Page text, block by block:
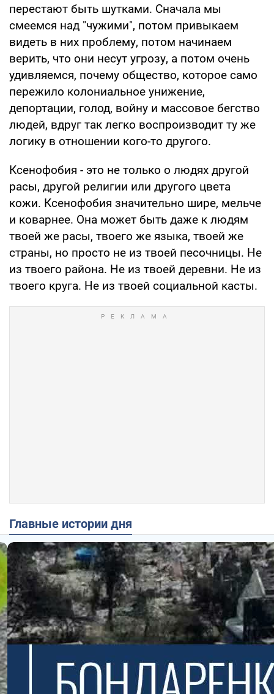
перестают быть шутками. Сначала мы
смеемся над "чужими", потом привыкаем
видеть в них проблему, потом начинаем
верить, что они несут угрозу, а потом очень
удивляемся, почему общество, которое само
пережило колониальное унижение,
депортации, голод, войну и массовое бегство
людей, вдруг так легко воспроизводит ту же
логику в отношении кого-то другого.
Ксенофобия - это не только о людях другой
расы, другой религии или другого цвета
кожи. Ксенофобия значительно шире, мельче
и коварнее. Она может быть даже к людям
твоей же расы, твоего же языка, твоей же
страны, но просто не из твоей песочницы. Не
из твоего района. Не из твоей деревни. Не из
твоего круга. Не из твоей социальной касты.
Главные истории дня